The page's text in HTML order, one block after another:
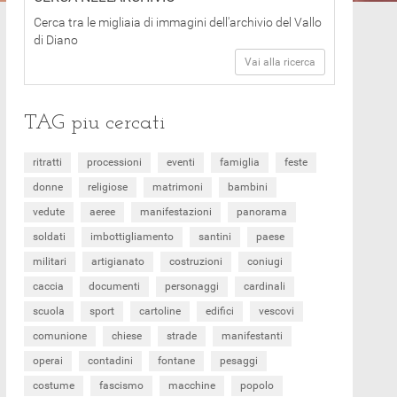
Cerca tra le migliaia di immagini dell'archivio del Vallo
di Diano
Vai alla ricerca
TAG piu cercati
ritratti processioni eventi famiglia
feste
donne
religiose matrimoni
bambini
vedute
aeree manifestazioni
panorama
soldati
imbottigliamento santini
paese
militari
artigianato costruzioni
coniugi
caccia
documenti personaggi
cardinali
scuola
sport cartoline edifici
vescovi
comunione
chiese strade
manifestanti
operai
contadini fontane
pesaggi
costume
fascismo macchine popolo